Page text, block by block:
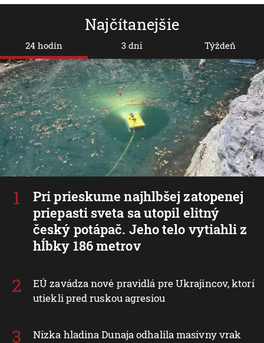
Najčítanejšie
24 hodín
Pri prieskume najhlbšej zatopenej
priepasti sveta sa utopil elitný
český potápač. Jeho telo vytiahli z
hĺbky 186 metrov
EÚ zavádza nové pravidlá pre Ukrajincov, ktorí
utiekli pred ruskou agresiou
Nízka hladina Dunaja odhalila masívny vrak
3 dni Týždeň